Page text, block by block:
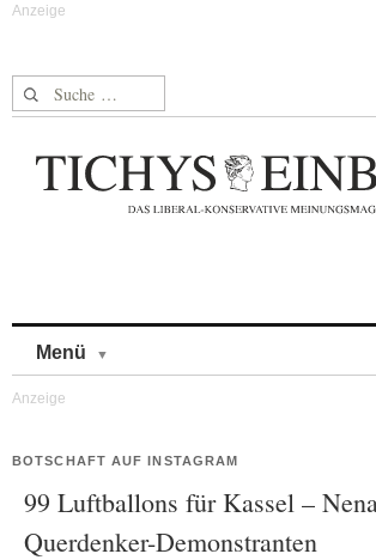
Suche nach:
Menü
BOTSCHAFT AUF INSTAGRAM
99 Luftballons für Kassel –
Querdenker-Demonstranten